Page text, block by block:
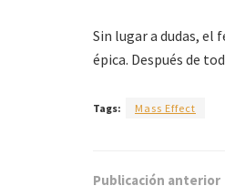
Sin lugar a dudas, el
épica. Después de
Tags: Mass Effect
Publicación anterior